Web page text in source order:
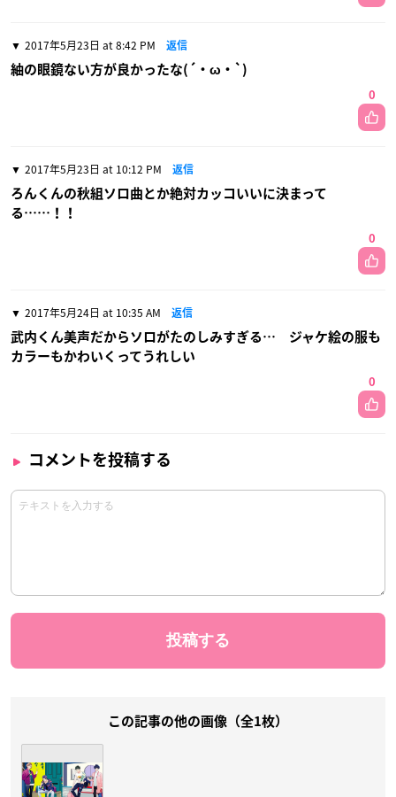
2017年5月23日 at 8:42 PM 返信
紬の眼鏡ない方が良かったな(´・ω・`)
0
2017年5月23日 at 10:12 PM 返信
ろんくんの秋組ソロ曲とか絶対カッコいいに決まって
る……！！
0
2017年5月24日 at 10:35 AM 返信
武内くん美声だからソロがたのしみすぎる… ジャケ絵の服も
カラーもかわいくってうれしい
0
コメントを投稿する
この記事の他の画像（全1枚）